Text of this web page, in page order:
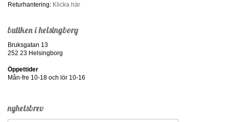
Returhantering: Klicka här
butiken i helsingborg
Bruksgatan 13
252 23 Helsingborg
Öppettider
Mån-fre 10-18 och lör 10-16
nyhetsbrev